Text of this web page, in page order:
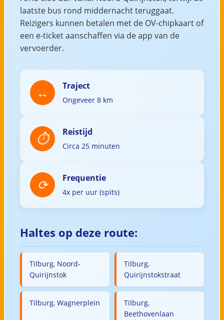
laatste bus rond middernacht teruggaat.
Reizigers kunnen betalen met de OV-chipkaart of
een e-ticket aanschaffen via de app van de
vervoerder.
Traject
Ongeveer 8 km
Reistijd
Circa 25 minuten
Frequentie
4x per uur (spits)
Haltes op deze route:
Tilburg, Noord-
Quirijnstok
Tilburg,
Quirijnstokstraat
Tilburg, Wagnerplein
Tilburg,
Beethovenlaan